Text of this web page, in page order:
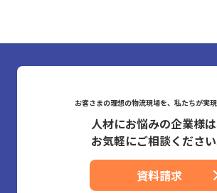
お客さまの理想の物流現場を、私たちが実現
人材にお悩みの企業様は
お気軽にご相談ください
資料請求